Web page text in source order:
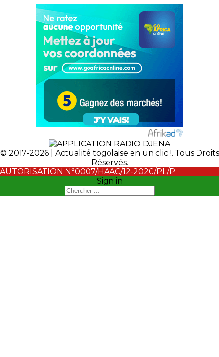
© 2017-2026 | Actualité togolaise en un clic !. Tous Droits
Réservés.
AUTORISATION N°0007/HAAC/12-2020/PL/P
Sign in